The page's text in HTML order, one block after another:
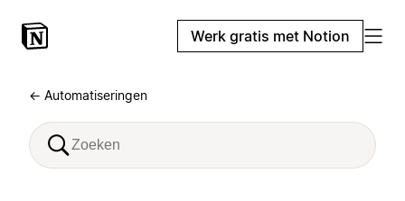
Werk gratis met Notion
← Automatiseringen